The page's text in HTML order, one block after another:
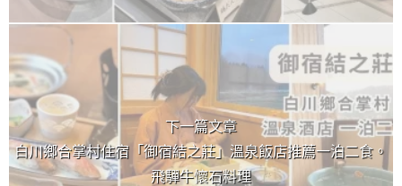
下一篇文章
白川鄉合掌村住宿「御宿結之莊」溫泉飯店推薦一泊二食。
飛驒牛懷石料理